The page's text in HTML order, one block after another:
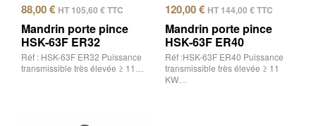
88,00€ HT 105,60 €TTC
Mandrin porte pince
HSK-63F ER32
Réf : HSK-63F ER32 Puissance
transmissible très élevée ≥ 11…
120,00€ HT 144,00 €TTC
Mandrin porte pince
HSK-63F ER40
Réf :HSK-63F ER40 Puissance
transmissible très élevée ≥ 11
KW…